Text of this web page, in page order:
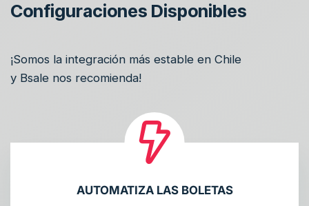
Configuraciones Disponibles
¡Somos la integración más estable en Chile
y Bsale nos recomienda!
AUTOMATIZA LAS BOLETAS